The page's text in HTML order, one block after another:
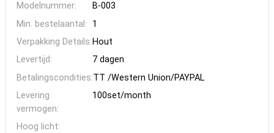
Modelnummer:
B-003
Min. bestelaantal:
1
Verpakking Details: Hout
Levertijd:
7 dagen
Betalingscondities:TT /Western Union/PAYPAL
Levering
vermogen:
100set/month
Hoog licht: